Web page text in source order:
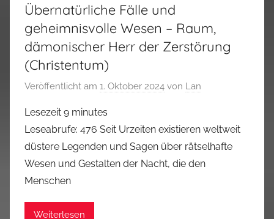
Übernatürliche Fälle und
geheimnisvolle Wesen – Raum,
dämonischer Herr der Zerstörung
(Christentum)
Veröffentlicht am 1. Oktober 2024 von Lan
Lesezeit 9 minutes
Leseabrufe: 476 Seit Urzeiten existieren weltweit
düstere Legenden und Sagen über rätselhafte
Wesen und Gestalten der Nacht, die den
Menschen
Weiterlesen